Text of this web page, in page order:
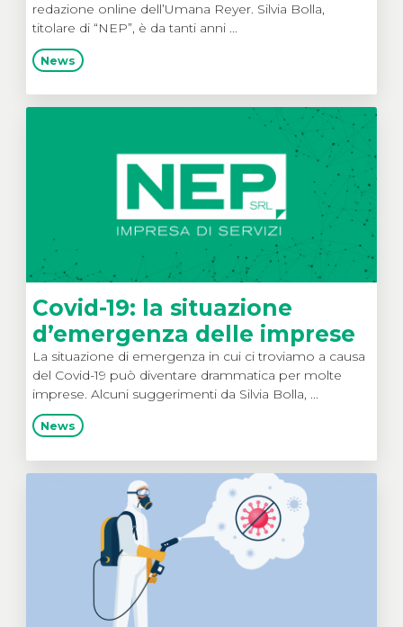
redazione online dell’Umana Reyer. Silvia Bolla,
titolare di “NEP”, è da tanti anni ...
News
Covid-19: la situazione
d’emergenza delle imprese
La situazione di emergenza in cui ci troviamo a causa
del Covid-19 può diventare drammatica per molte
imprese. Alcuni suggerimenti da Silvia Bolla, ...
News